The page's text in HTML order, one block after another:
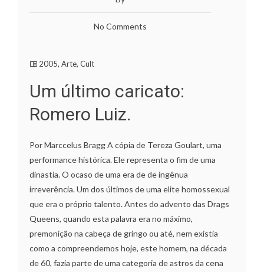
No Comments
2005, Arte, Cult
Um último caricato:
Romero Luiz.
Por Marccelus Bragg A cópia de Tereza Goulart, uma
performance histórica. Ele representa o fim de uma
dinastia. O ocaso de uma era de de ingênua
irreverência. Um dos últimos de uma elite homossexual
que era o próprio talento. Antes do advento das Drags
Queens, quando esta palavra era no máximo,
premonição na cabeça de gringo ou até, nem existia
como a compreendemos hoje, este homem, na década
de 60, fazia parte de uma categoria de astros da cena